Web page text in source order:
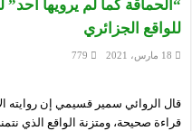
“الحماقة كما لم يرويها
للواقع الجزائري
18 مارس، 2021 779
قال الروائي سمير قسيمي إن روايته
قراءة صحيحة، ومتزنة الواقع الذي